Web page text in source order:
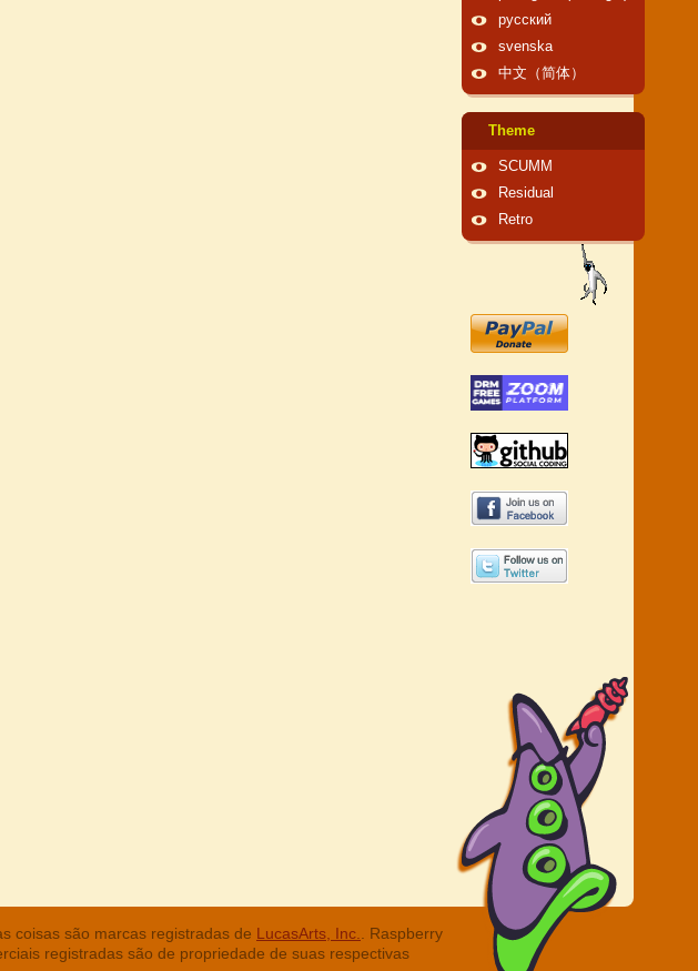
русский
svenska
中文（简体）
Theme
SCUMM
Residual
Retro
coisas são marcas registradas de LucasArts, Inc.
. Raspberry
registradas são de propriedade de suas respectivas